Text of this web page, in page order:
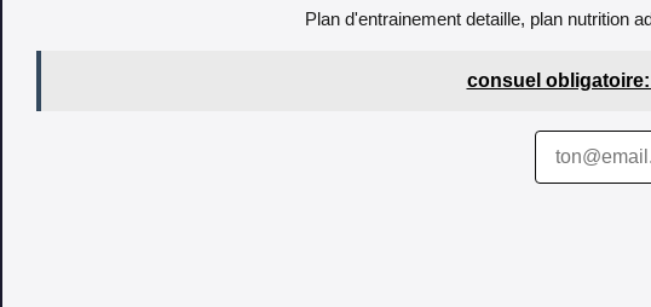
Plan d'entrainement detaille, plan nutrition
consuel